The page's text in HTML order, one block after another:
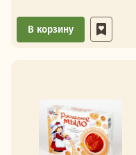
В корзину